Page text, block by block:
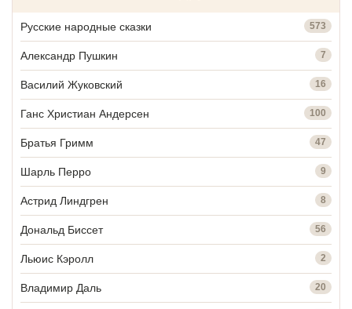
Русские народные сказки 573
Александр Пушкин 7
Василий Жуковский 16
Ганс Христиан Андерсен 100
Братья Гримм 47
Шарль Перро 9
Астрид Линдгрен 8
Дональд Биссет 56
Льюис Кэролл 2
Владимир Даль 20